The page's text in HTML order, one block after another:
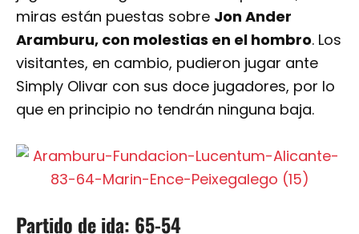
miras están puestas sobre Jon Ander
Aramburu, con molestias en el hombro. Los
visitantes, en cambio, pudieron jugar ante
Simply Olivar con sus doce jugadores, por lo
que en principio no tendrán ninguna baja.
Partido de ida: 65-54